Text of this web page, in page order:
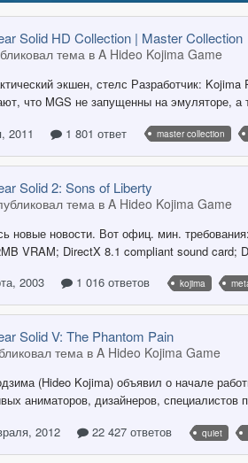
Solid HD Collection | Master Collection
тема в A Hideo Kojima Game
экшен, стелс Разработчик:
что MGS не запущенны на эмуляторе, а
2011
1 801 ответ master collection
Solid 2: Sons of Liberty
тема в A Hideo Kojima Game
новые новости. Вот офиц. мин.
VRAM; DirectX 8.1 compliant sound card;
2003
1 016 ответов kojima
Solid V: The Phantom Pain
тема в A Hideo Kojima Game
(Hideo Kojima) объявил о начале
аниматоров, дизайнеров,
2012
22 427 ответов quiet